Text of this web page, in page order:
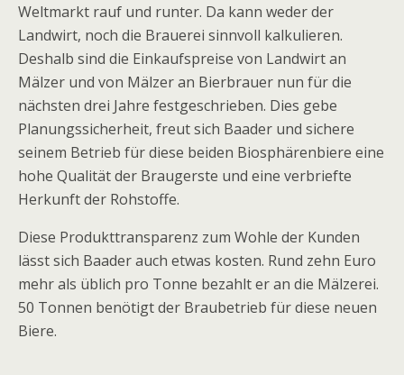
Weltmarkt rauf und runter. Da kann weder der
Landwirt, noch die Brauerei sinnvoll kalkulieren.
Deshalb sind die Einkaufspreise von Landwirt an
Mälzer und von Mälzer an Bierbrauer nun für die
nächsten drei Jahre festgeschrieben. Dies gebe
Planungssicherheit, freut sich Baader und sichere
seinem Betrieb für diese beiden Biosphärenbiere eine
hohe Qualität der Braugerste und eine verbriefte
Herkunft der Rohstoffe.
Diese Produkttransparenz zum Wohle der Kunden
lässt sich Baader auch etwas kosten. Rund zehn Euro
mehr als üblich pro Tonne bezahlt er an die Mälzerei.
50 Tonnen benötigt der Braubetrieb für diese neuen
Biere.